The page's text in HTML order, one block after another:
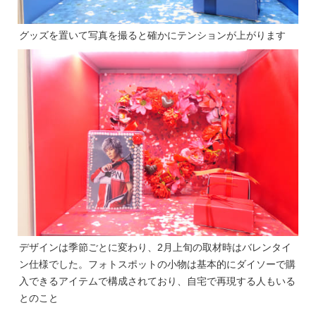
グッズを置いて写真を撮ると確かにテンションが上がります
デザインは季節ごとに変わり、2月上旬の取材時はバレンタイ
ン仕様でした。フォトスポットの小物は基本的にダイソーで購
入できるアイテムで構成されており、自宅で再現する人もいる
とのこと